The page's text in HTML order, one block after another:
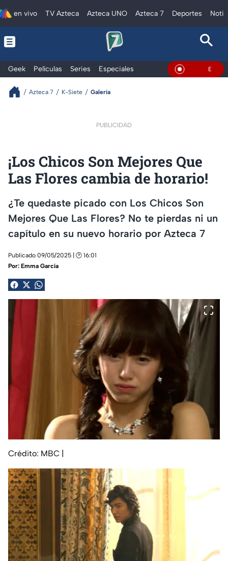
en vivo TV Azteca Azteca UNO Azteca 7 Deportes
Geek Películas Series Especiales En Vivo
Azteca 7 K-Siete Galería
PUBLICIDAD
¡Los Chicos Son Mejores Que
Las Flores cambia de horario!
¿Te quedaste picado con Los Chicos Son
Mejores Que Las Flores? No te pierdas ni un
capítulo en su nuevo horario por Azteca 7
Publicado 09/05/2025 | 🕑 16:01
Por: Emma García
Crédito: MBC |